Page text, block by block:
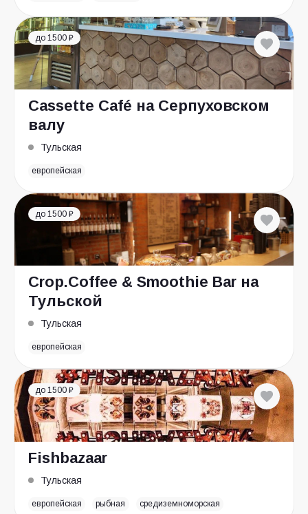
до 1500 ₽
Cassette Café на Серпуховском
валу
Тульская
европейская
до 1500 ₽
Crop.Coffee & Smoothie Bar на
Тульской
Тульская
европейская
до 1500 ₽
Fishbazaar
Тульская
европейская рыбная средиземноморская